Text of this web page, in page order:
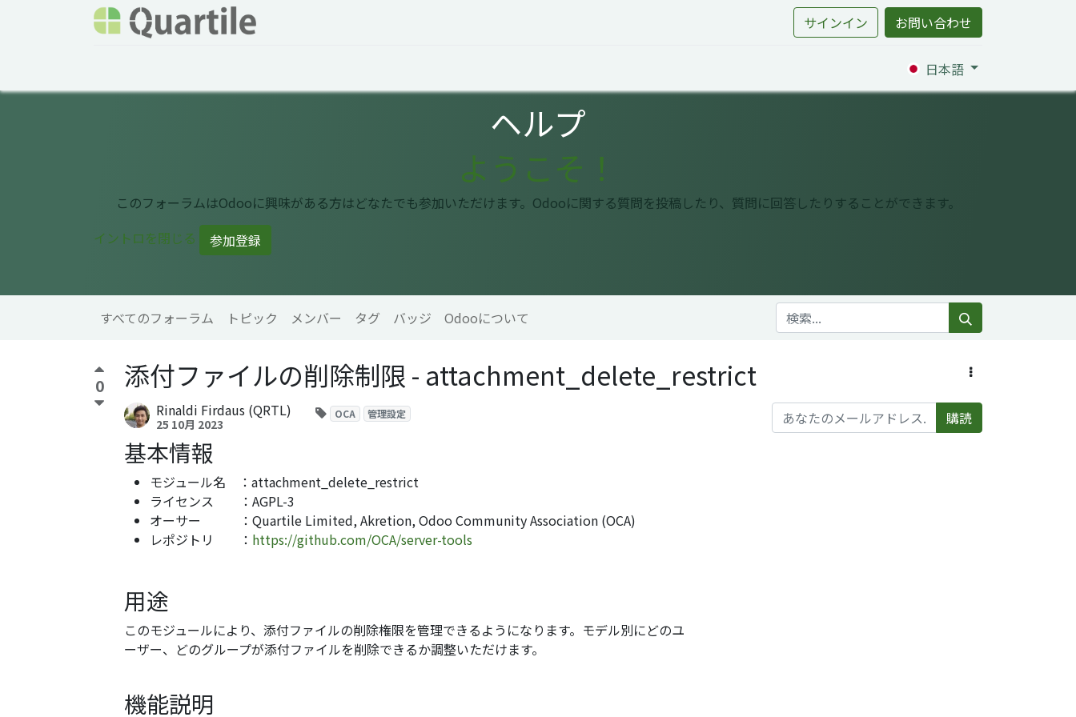
サインイン お問い合わせ
日本語
ヘルプ
ようこそ！
このフォーラムはOdooに興味がある方はどなたでも参加いただけます。Odooに関する質問を投稿したり、質問に回答したりすることができます。
イントロを閉じる
参加登録
すべてのフォーラム トピック メンバー タグ バッジ Odooについて
0 添付ファイルの削除制限 - attachment_delete_restrict
Rinaldi Firdaus (QRTL)
25 10月 2023 購読
OCA 管理設定
基本情報
モジュール名 ：attachment_delete_restrict
ライセンス ：AGPL-3
オーサー ：Quartile Limited, Akretion, Odoo Community Association (OCA)
レポジトリ ： https://github.com/OCA/server-tools
用途
このモジュールにより、添付ファイルの削除権限を管理できるようになります。モデル別にどのユ
ーザー、どのグループが添付ファイルを削除できるか調整いただけます。
機能説明